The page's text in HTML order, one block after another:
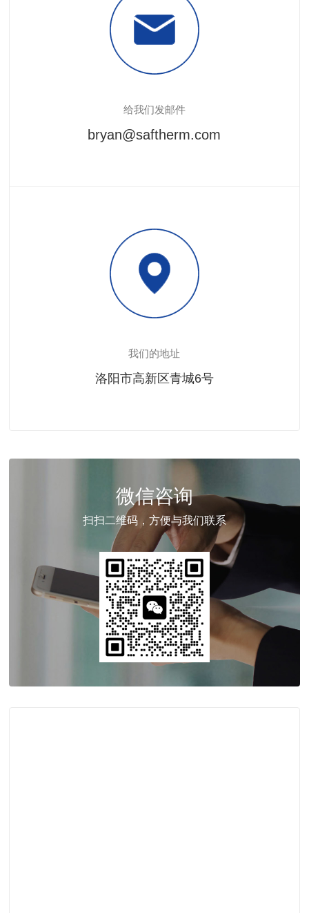
给我们发邮件
bryan@saftherm.com
我们的地址
洛阳市高新区青城6号
微信咨询
扫扫二维码，方便与我们联系